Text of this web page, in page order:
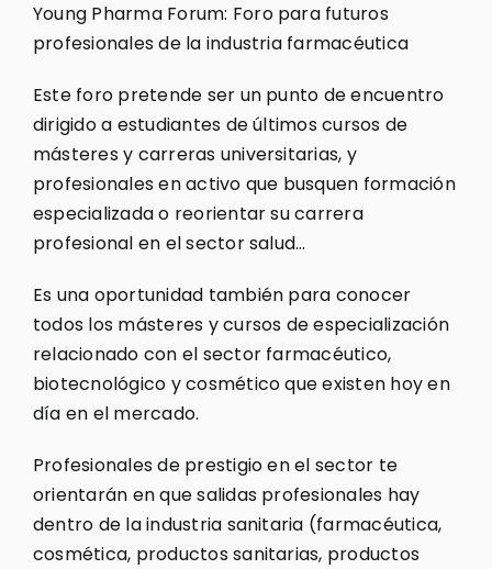
Young Pharma Forum: Foro para futuros
profesionales de la industria farmacéutica
Este foro pretende ser un punto de encuentro
dirigido a estudiantes de últimos cursos de
másteres y carreras universitarias, y
profesionales en activo que busquen formación
especializada o reorientar su carrera
profesional en el sector salud…
Es una oportunidad también para conocer
todos los másteres y cursos de especialización
relacionado con el sector farmacéutico,
biotecnológico y cosmético que existen hoy en
día en el mercado.
Profesionales de prestigio en el sector te
orientarán en que salidas profesionales hay
dentro de la industria sanitaria (farmacéutica,
cosmética, productos sanitarias, productos